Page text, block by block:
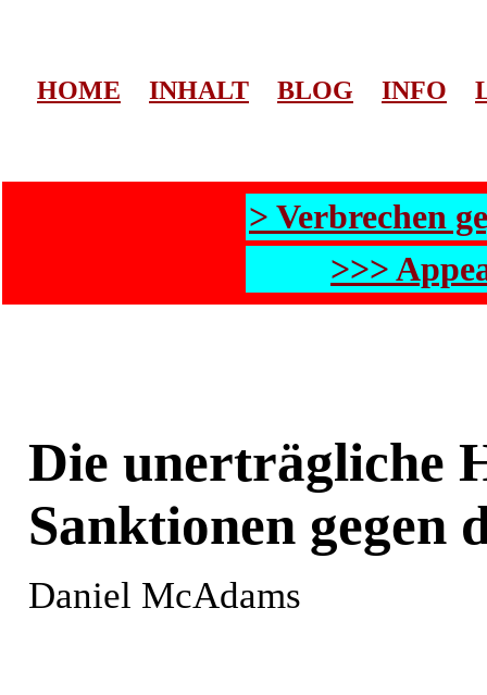
HOME INHALT BLOG INFO
> Verbrechen
>>>
Die unerträgliche
Sanktionen gegen
Daniel McAdams